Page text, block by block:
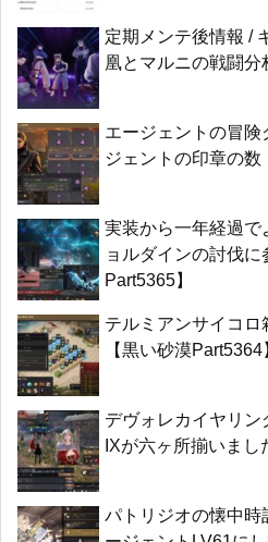
定期メンテ後情報 /
凰とマルニの戦闘分
エージェントの冒
ジェントの印章の数
実装から一年経過で
ョルダインの討伐
Part5365】
テルミアンサイコロ
【黒い砂漠Part5364
デヴォレカイヤリン
IXが六ヶ所揃いまし
パトリジオの懐中時